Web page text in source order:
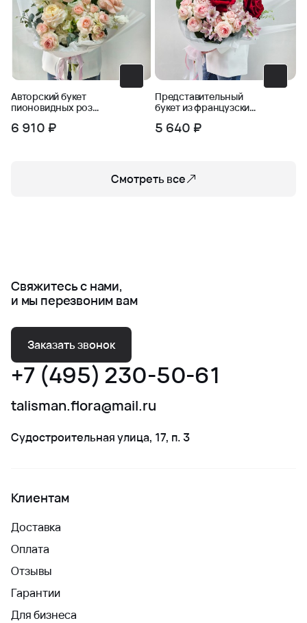
Авторский букет
пионовидных роз
6 910 ₽
Представительный
букет из французских
5 640 ₽
Смотреть все
Свяжитесь с нами,
и мы перезвоним вам
Заказать звонок
+7 (495) 230-50-61
talisman.flora@mail.ru
Судостроительная улица, 17, п. 3
Клиентам
Доставка
Оплата
Отзывы
Гарантии
Для бизнеса